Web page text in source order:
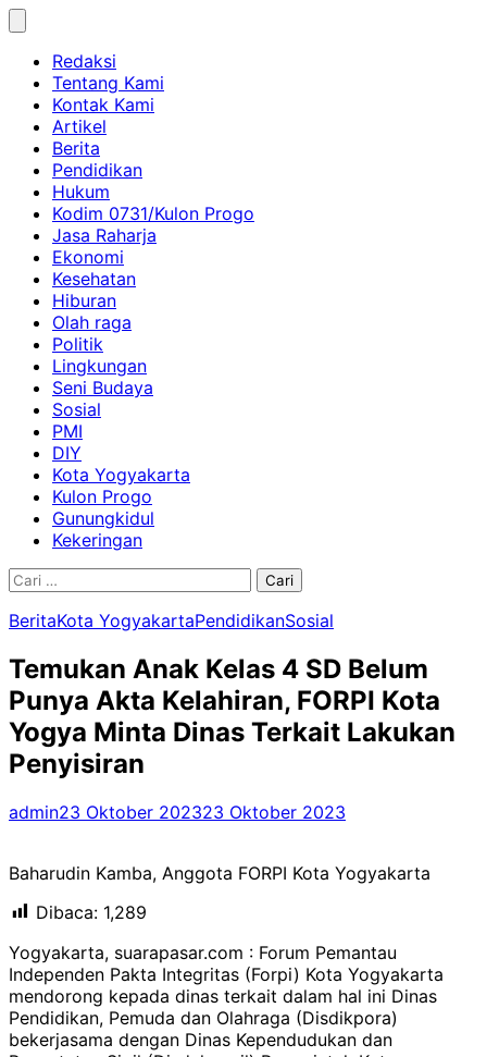
Skip
contentRedaksi
Tentang Kami
Kontak Kami
Artikel
Berita
Pendidikan
Hukum
Kodim 0731/Kulon Progo
Jasa Raharja
Ekonomi
Kesehatan
Hiburan
Olah raga
Politik
Lingkungan
Seni Budaya
Sosial
PMI
DIY
Kota Yogyakarta
Kulon Progo
Gunungkidul
Kekeringan
Cari
BeritaKota YogyakartaPendidikanSosial
Temukan Anak Kelas 4 SD Belum
Punya Akta Kelahiran, FORPI Kota
Yogya Minta Dinas Terkait Lakukan
Penyisiran
admin23 Oktober 202323 Oktober 2023
Baharudin Kamba, Anggota FORPI Kota Yogyakarta
Dibaca: 1,289
Yogyakarta, suarapasar.com : Forum Pemantau
Independen Pakta Integritas (Forpi) Kota Yogyakarta
mendorong kepada dinas terkait dalam hal ini Dinas
Pendidikan, Pemuda dan Olahraga (Disdikpora)
bekerjasama dengan Dinas Kependudukan dan